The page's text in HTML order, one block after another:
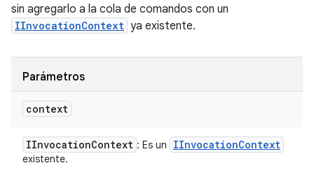
sin agregarlo a la cola de comandos con un
IInvocationContext ya existente.
Parámetros
context
IInvocationContext : Es un IInvocationContext
existente.